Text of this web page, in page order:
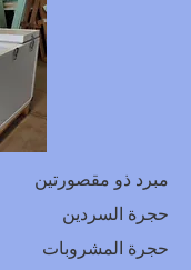
مبرد ذو مقصورتين
حجرة السردين
حجرة المشروبات